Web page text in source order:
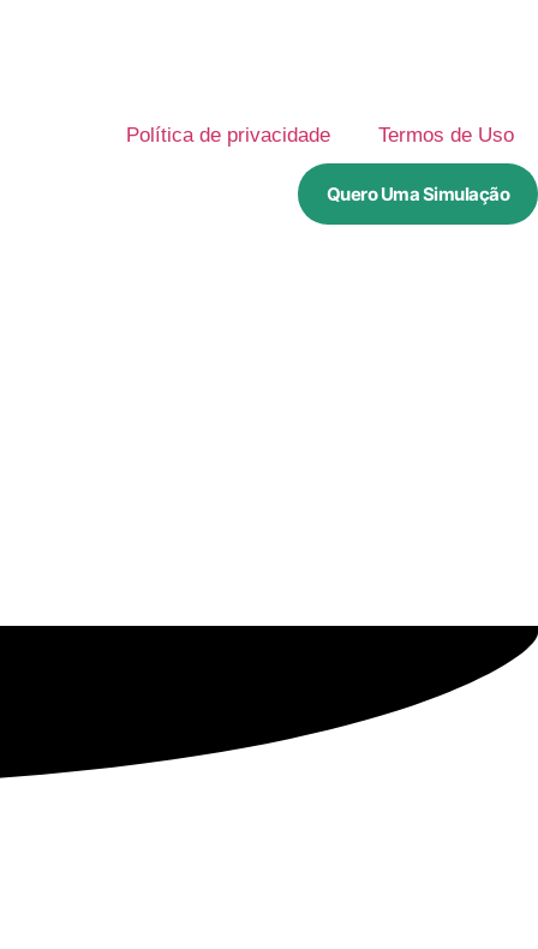
Política de privacidade Termos de Uso
Quero Uma Simulação